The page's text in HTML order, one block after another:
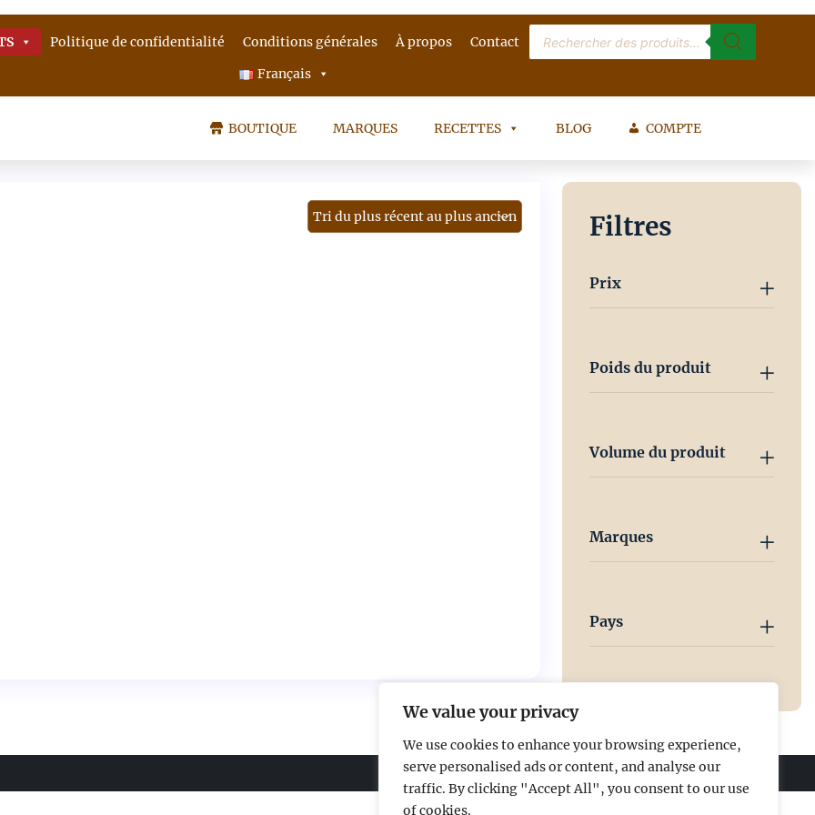
We value your privacy
We use cookies to enhance your browsing experience,
serve personalised ads or content, and analyse our
traffic. By clicking "Accept All", you consent to our use
of cookies.
Politique de confidentialité Conditions générales À propos Contact
Recherche
produits
Français
BOUTIQUE MARQUES RECETTES BLOG COMPTE
Filtres
Prix
Poids du produit
Volume du produit
Marques
Pays